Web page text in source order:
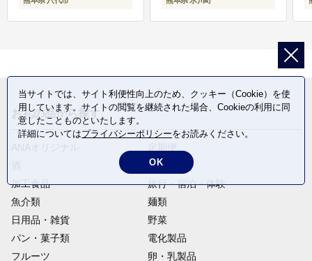
お礼の品から探す
肉類
加工食品
旅行・宿泊・体験
魚介類
麺類
日用品・雑貨
野菜
パン・菓子類
電化製品
フルーツ
卵・乳製品
当サイトでは、サイト利便性向上のため、クッキー（Cookie）を使
用しています。サイトの閲覧を継続された場合、Cookieの利用に同
意したことものといたします。
詳細についてはプライバシーポリシーをお読みください。
OK